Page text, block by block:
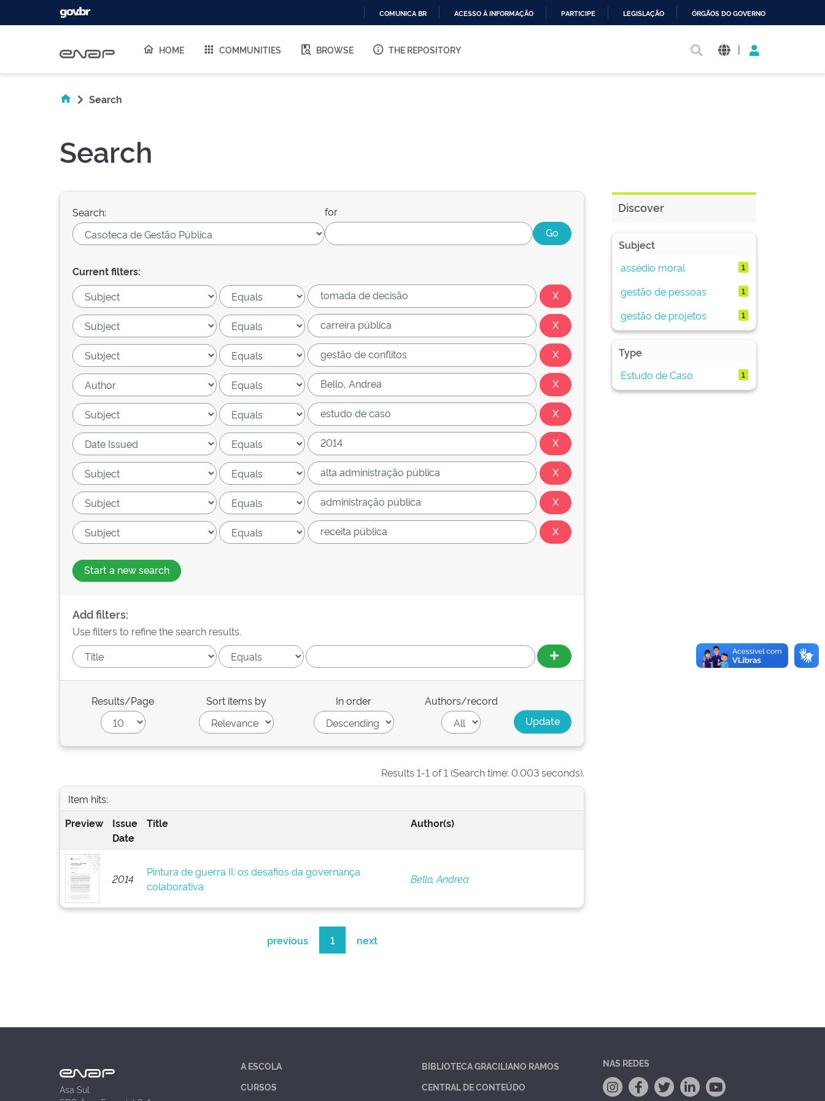
O
COMUNICA BR ACESSO À INFORMAÇÃO PARTICIPE LEGISLAÇÃO ÓRGÃOS DO GOVERNO
HOME COMMUNITIES BROWSE THE REPOSITORY |
Search
Search
Search: for
Current filters:
Start a new search
Add filters:
Use filters to refine the search results.
Results/Page Sort items by In order Authors/record
Results 1-1 of 1 (Search time: 0.003 seconds).
Item hits:
Preview
Issue
Date
Title Author(s)
2014
Pintura de guerra II: os desafios da governança
colaborativa
Bello, Andrea
previous 1 next
Discover
Subject
assédio moral
1
gestão de pessoas 1
gestão de projetos 1
Type
Estudo de Caso
1
Asa Sul
A ESCOLA
CURSOS
BIBLIOTECA GRACILIANO RAMOS
CENTRAL DE CONTEÚDO
NAS REDES